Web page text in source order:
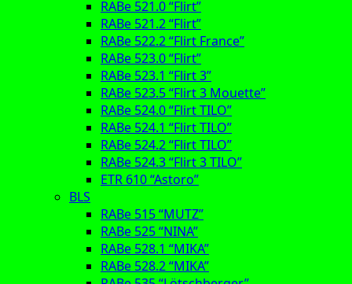
RABe 521.0 “Flirt”
RABe 521.2 “Flirt”
RABe 522.2 “Flirt France”
RABe 523.0 “Flirt”
RABe 523.1 “Flirt 3”
RABe 523.5 “Flirt 3 Mouette”
RABe 524.0 “Flirt TILO”
RABe 524.1 “Flirt TILO”
RABe 524.2 “Flirt TILO”
RABe 524.3 “Flirt 3 TILO”
ETR 610 “Astoro”
BLS
RABe 515 “MUTZ”
RABe 525 “NINA”
RABe 528.1 “MIKA”
RABe 528.2 “MIKA”